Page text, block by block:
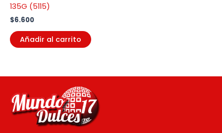
135G (5115)
$6.600
Añadir al carrito